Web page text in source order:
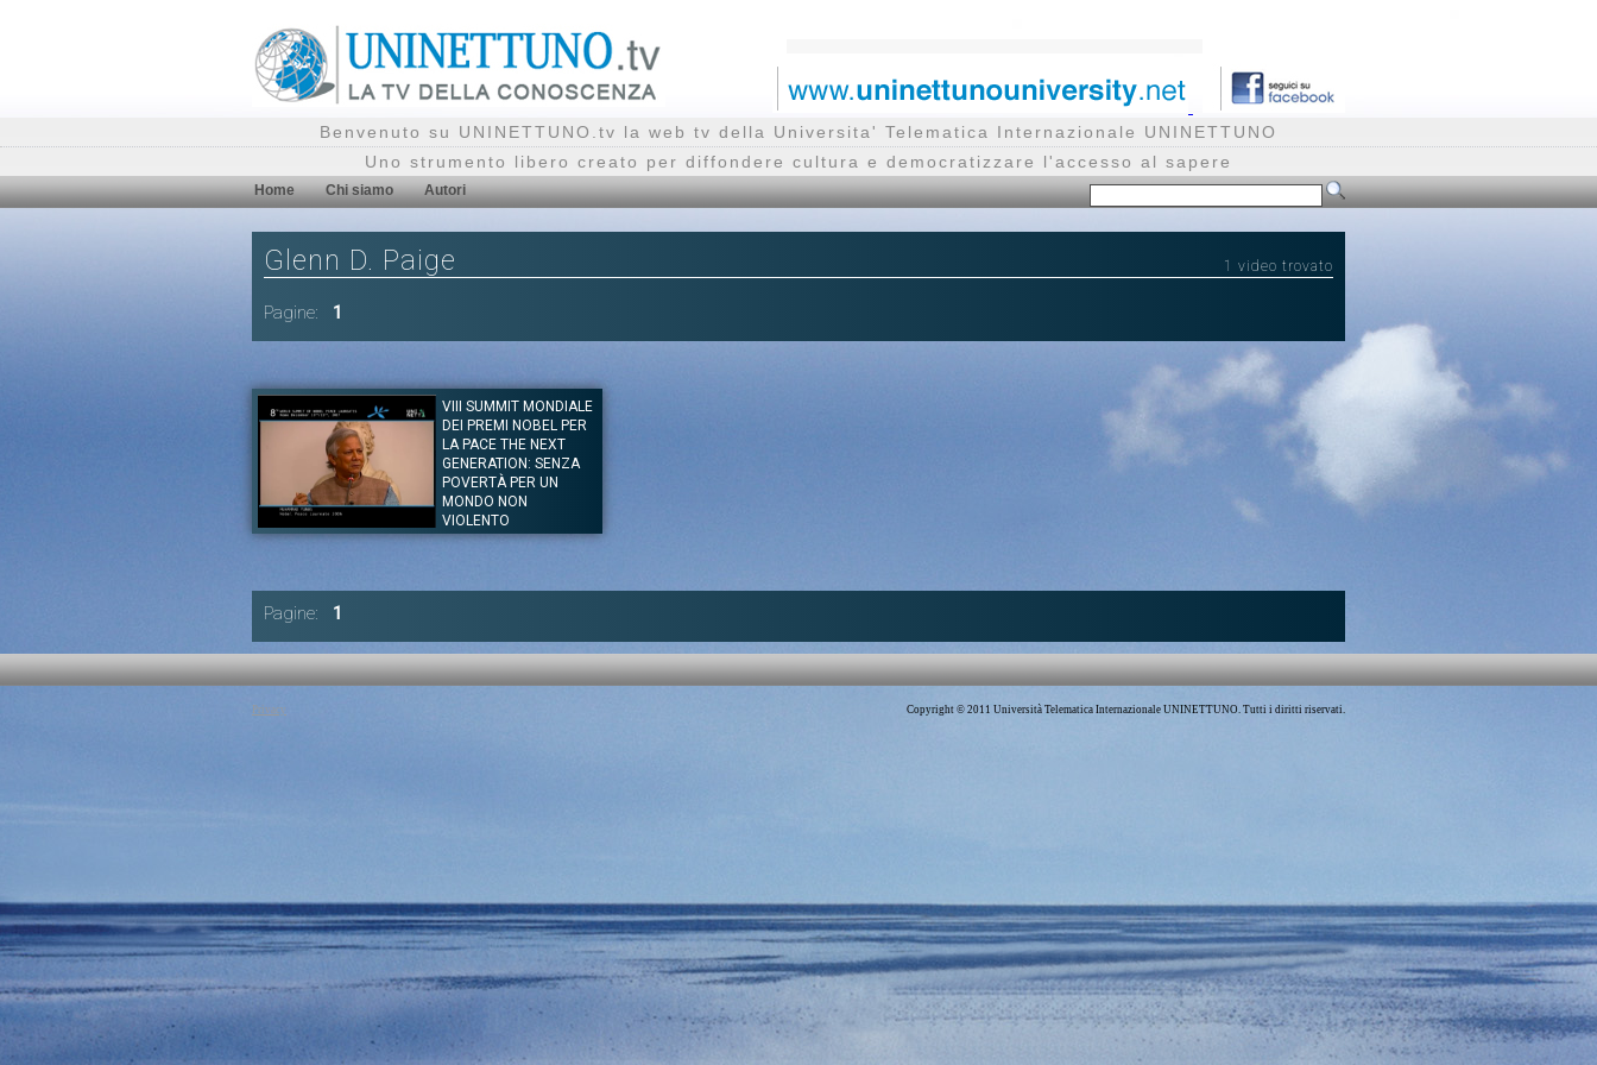
Benvenuto su UNINETTUNO.tv la web tv della Universita' Telematica Internazionale UNINETTUNO
Uno strumento libero creato per diffondere cultura e democratizzare l'accesso al sapere
Home Chi siamo Autori
Glenn D. Paige 1 video trovato
Pagine: 1
VIII SUMMIT MONDIALE
DEI PREMI NOBEL PER
LA PACE THE NEXT
GENERATION: SENZA
POVERTÀ PER UN
MONDO NON
VIOLENTO
Presiede: Muhammad Yunus. Partecipano: Prof. Enzo Maria Le
Fevre Cervini; Center for International Conflict Resolution,
Columbia University; Mary Ellen McNish, Massimo Bava,
Glenn D. Paige.
Tag:L'Uomo e la Pace|Nobel 2007|Muhammad Yunus|Enzo
Maria Le Fevre Cervini|Mary Ellen McNish|Massimo Bava|
Pagine: 1
Privacy Copyright © 2011 Università Telematica Internazionale UNINETTUNO. Tutti i diritti riservati.